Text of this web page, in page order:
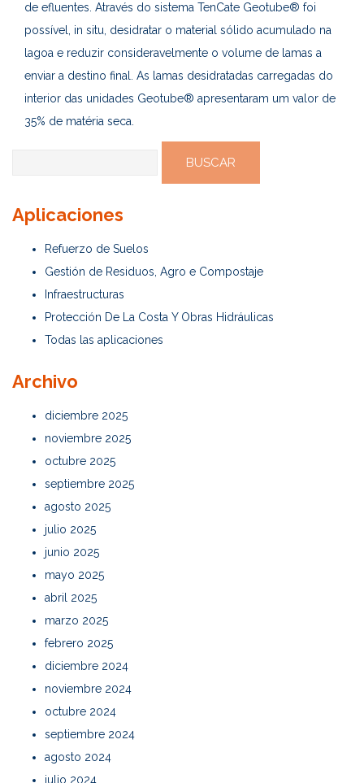
de efluentes. Através do sistema TenCate Geotube® foi
possível, in situ, desidratar o material sólido acumulado na
lagoa e reduzir consideravelmente o volume de lamas a
enviar a destino final. As lamas desidratadas carregadas do
interior das unidades Geotube® apresentaram um valor de
35% de matéria seca.
Aplicaciones
Refuerzo de Suelos
Gestión de Residuos, Agro e Compostaje
Infraestructuras
Protección De La Costa Y Obras Hidráulicas
Todas las aplicaciones
Archivo
diciembre 2025
noviembre 2025
octubre 2025
septiembre 2025
agosto 2025
julio 2025
junio 2025
mayo 2025
abril 2025
marzo 2025
febrero 2025
diciembre 2024
noviembre 2024
octubre 2024
septiembre 2024
agosto 2024
julio 2024